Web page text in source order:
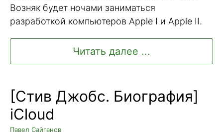
Возняк будет ночами заниматься
разработкой компьютеров Apple I и Apple II.
Читать далее ...
[Стив Джобс. Биография]
iCloud
Павел Сайганов